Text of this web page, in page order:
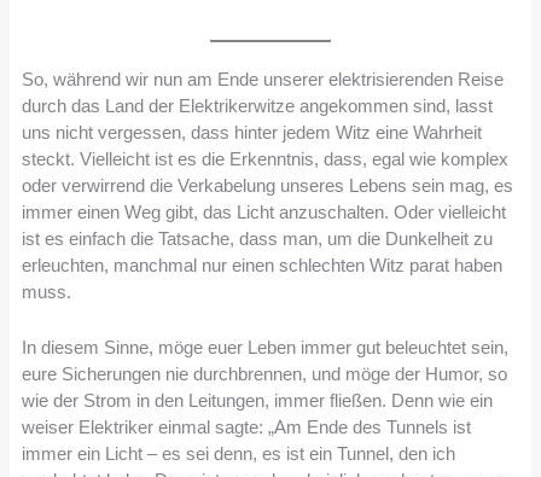
So, während wir nun am Ende unserer elektrisierenden Reise
durch das Land der Elektrikerwitze angekommen sind, lasst
uns nicht vergessen, dass hinter jedem Witz eine Wahrheit
steckt. Vielleicht ist es die Erkenntnis, dass, egal wie komplex
oder verwirrend die Verkabelung unseres Lebens sein mag, es
immer einen Weg gibt, das Licht anzuschalten. Oder vielleicht
ist es einfach die Tatsache, dass man, um die Dunkelheit zu
erleuchten, manchmal nur einen schlechten Witz parat haben
muss.
In diesem Sinne, möge euer Leben immer gut beleuchtet sein,
eure Sicherungen nie durchbrennen, und möge der Humor, so
wie der Strom in den Leitungen, immer fließen. Denn wie ein
weiser Elektriker einmal sagte: „Am Ende des Tunnels ist
immer ein Licht – es sei denn, es ist ein Tunnel, den ich